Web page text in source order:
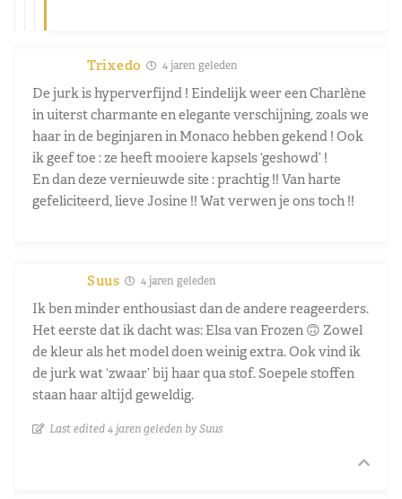
Trixedo 4 jaren geleden
De jurk is hyperverfijnd ! Eindelijk weer een Charlène
in uiterst charmante en elegante verschijning, zoals we
haar in de beginjaren in Monaco hebben gekend ! Ook
ik geef toe : ze heeft mooiere kapsels ‘geshowd’ !
En dan deze vernieuwde site : prachtig !! Van harte
gefeliciteerd, lieve Josine !! Wat verwen je ons toch !!
Suus 4 jaren geleden
Ik ben minder enthousiast dan de andere reageerders.
Het eerste dat ik dacht was: Elsa van Frozen 🙃 Zowel
de kleur als het model doen weinig extra. Ook vind ik
de jurk wat ‘zwaar’ bij haar qua stof. Soepele stoffen
staan haar altijd geweldig.
Last edited 4 jaren geleden by Suus